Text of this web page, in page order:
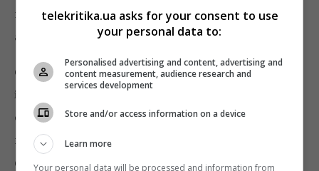
швидкість скласти слова, зібрав 12,8% частки за
аудиторією 18–54 (50k+).
6,4% частки другий тиждень поспіль зберігає
інтелектуальне шоу
«Хто проти блондинок?»
ось«Топ-модель по-українськи»нарешті
вирвалася вперед, отримавши минулого тижня
6,6% проти 5,8% позаминулого тижня.
telekritika.ua asks for your consent to use
your personal data to:
Personalised advertising and content, advertising and
content measurement, audience research and
services development
Store and/or access information on a device
Learn more
Your personal data will be processed and information from